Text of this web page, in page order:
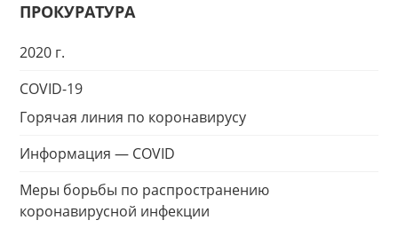
ПРОКУРАТУРА
2020 г.
COVID-19
Горячая линия по коронавирусу
Информация — COVID
Меры борьбы по распространению
коронавирусной инфекции